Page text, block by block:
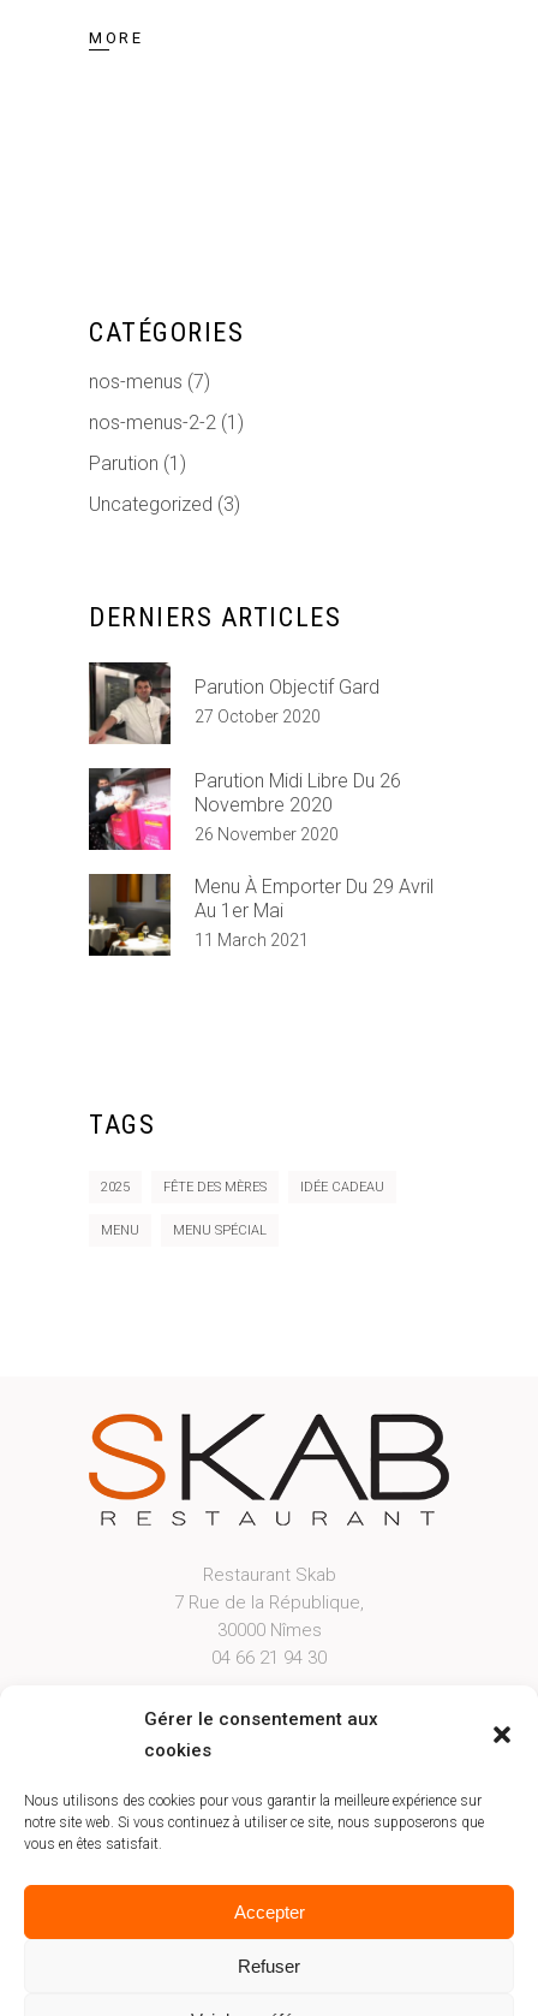
Gérer le consentement aux
cookies
Nous utilisons des cookies pour vous garantir la meilleure expérience sur
notre site web. Si vous continuez à utiliser ce site, nous supposerons que
vous en êtes satisfait.
Accepter
Refuser
MORE
CATÉGORIES
nos-menus (7)
nos-menus-2-2 (1)
Parution (1)
Uncategorized (3)
DERNIERS ARTICLES
Parution Objectif Gard
27 October 2020
Parution Midi Libre Du 26
Novembre 2020
26 November 2020
Menu À Emporter Du 29 Avril
Au 1er Mai
11 March 2021
TAGS
2025 FÊTE DES MÈRES IDÉE CADEAU
MENU MENU SPÉCIAL
Restaurant Skab
7 Rue de la République,
30000 Nîmes
04 66 21 94 30
Open From Tuesday Evening to Saturday
Lunch from 12h00 to 12h45 & Dinner from
Booking